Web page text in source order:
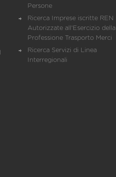
Persone
Ricerca Imprese iscritte REN
Autorizzate all'Esercizio della
Professione Trasporto Merci
Ricerca Servizi di Linea
Interregionali